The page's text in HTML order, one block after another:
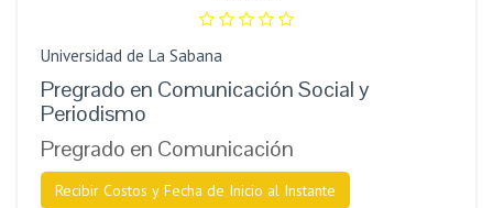
Universidad de La Sabana
Pregrado en Comunicación Social y
Periodismo
Pregrado en Comunicación
Recibir Costos y Fecha de Inicio al Instante